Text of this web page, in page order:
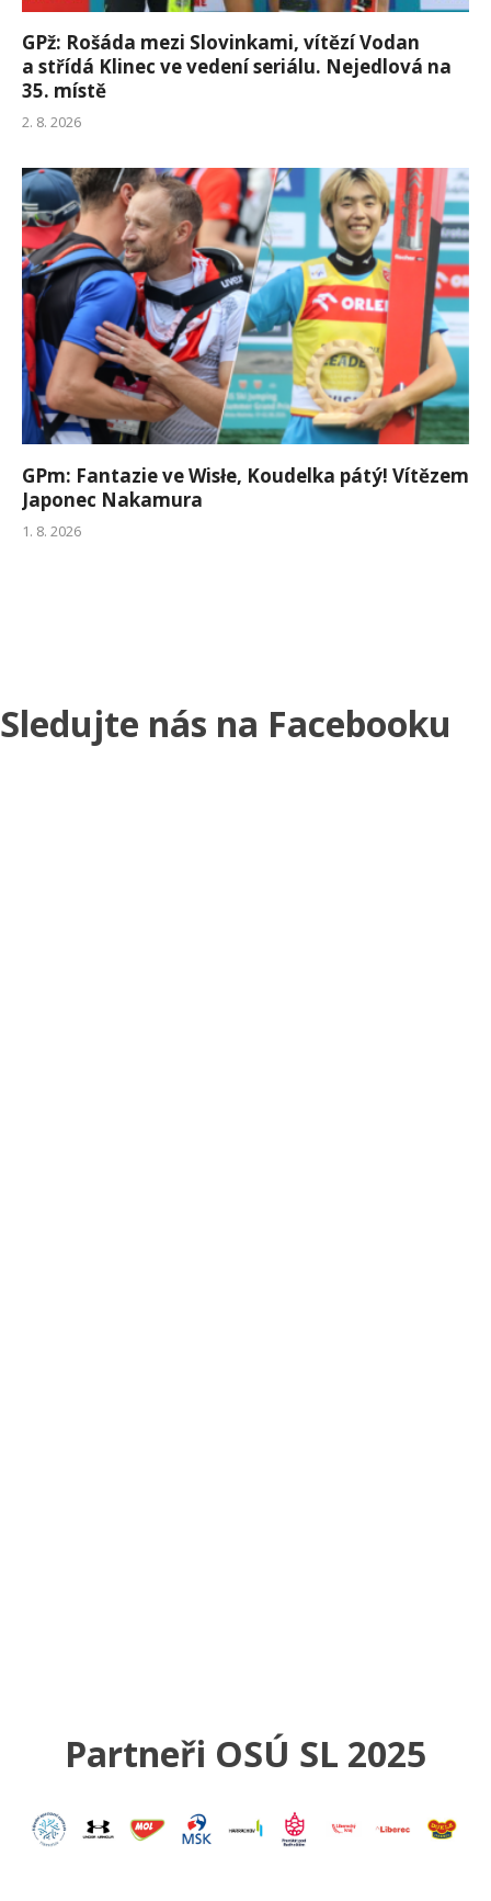
GPž: Rošáda mezi Slovinkami, vítězí Vodan
a střídá Klinec ve vedení seriálu. Nejedlová na
35. místě
2. 8. 2026
GPm: Fantazie ve Wisłe, Koudelka pátý! Vítězem
Japonec Nakamura
1. 8. 2026
Sledujte nás na Facebooku
Partneři OSÚ SL 2025